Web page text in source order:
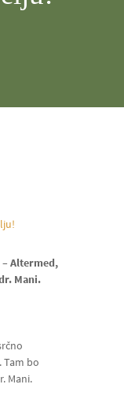
Altermed,
Mani.
Tam bo
Mani.